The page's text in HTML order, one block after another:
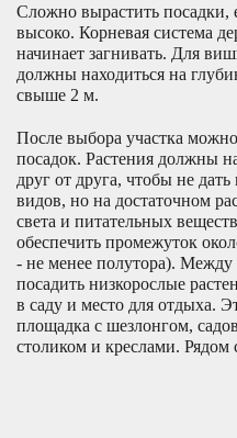
Сложно вырастить посадки,
высоко. Корневая система
начинает загнивать. Для
должны находиться на
свыше 2 м.
После выбора участка
посадок. Растения должны
друг от друга, чтобы не
видов, но на достаточном
света и питательных
обеспечить промежуток
- не менее полутора).
посадить низкорослые
в саду и место для отдыха.
площадка с шезлонгом,
столиком и креслами. Рядом